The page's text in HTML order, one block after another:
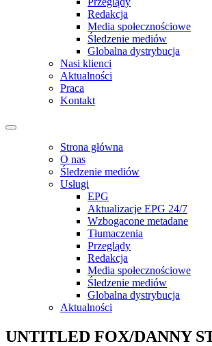
Redakcja
Media społecznościowe
Śledzenie mediów
Globalna dystrybucja
Nasi klienci
Aktualności
Praca
Kontakt
Strona główna
O nas
Śledzenie mediów
Usługi
EPG
Aktualizacje EPG 24/7
Wzbogacone metadane
Tłumaczenia
Przeglądy
Redakcja
Media społecznościowe
Śledzenie mediów
Globalna dystrybucja
Aktualności
UNTITLED FOX/DANNY